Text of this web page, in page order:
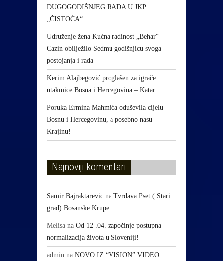
DUGOGODIŠNJEG RADA U JKP
„ČISTOĆA“
Udruženje žena Kućna radinost „Behar“ –
Cazin obilježilo Sedmu godišnjicu svoga
postojanja i rada
Kerim Alajbegović proglašen za igrače
utakmice Bosna i Hercegovina – Katar
Poruka Ermina Mahmića oduševila cijelu
Bosnu i Hercegovinu, a posebno nasu
Krajinu!
Najnoviji komentari
Samir Bajraktarevic na Tvrđava Pset ( Stari
grad) Bosanske Krupe
Melisa na Od 12 .04. započinje postupna
normalizacija života u Sloveniji!
admin na NOVO IZ “VISION” VIDEO